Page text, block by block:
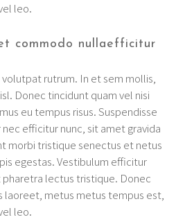
leo.
commodo nullaefficitur
rutrum. In et sem mollis,
Donec tincidunt quam vel nisi
eu tempus risus. Suspendisse
efficitur nunc, sit amet gravida
morbi tristique senectus et netus
egestas. Vestibulum efficitur
lectus tristique. Donec
laoreet, metus metus tempus est,
leo.